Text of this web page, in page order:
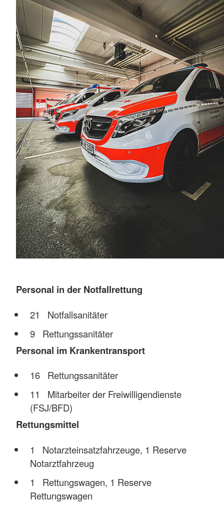
Personal in der Notfallrettung
21 Notfallsanitäter
9 Rettungssanitäter
Personal im Krankentransport
16 Rettungssanitäter
11 Mitarbeiter der Freiwilligendienste
(FSJ/BFD)
Rettungsmittel
1 Notarzteinsatzfahrzeuge, 1 Reserve
Notarztfahrzeug
1 Rettungswagen, 1 Reserve
Rettungswagen